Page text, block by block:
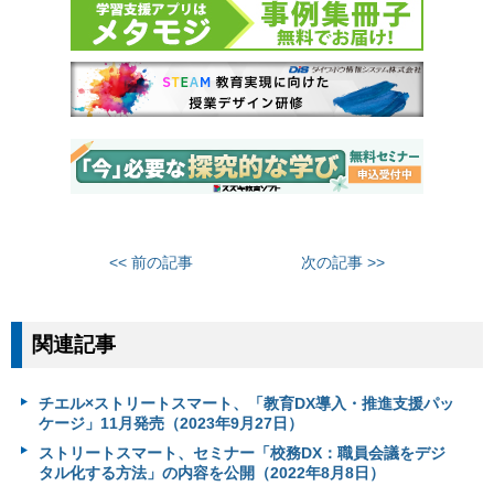
<< 前の記事 次の記事 >>
関連記事
チエル×ストリートスマート、「教育DX導入・推進支援パッ
ケージ」11月発売（2023年9月27日）
ストリートスマート、セミナー「校務DX：職員会議をデジ
タル化する方法」の内容を公開（2022年8月8日）